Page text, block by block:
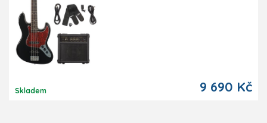
Skladem 9 690 Kč